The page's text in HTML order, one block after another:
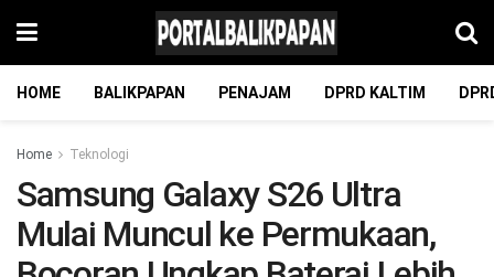
HOME BALIKPAPAN PENAJAM DPRD KALTIM
Home Teknologi
Samsung Galaxy S26 Ultra
Mulai Muncul ke Permukaan,